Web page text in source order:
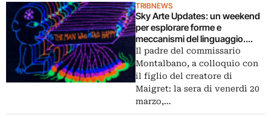
TRIBNEWS
Sky Arte Updates: un weekend
per esplorare forme e
meccanismi del linguaggio.
Dalle teorie di Noam Chomsky
alla Giornata Mondiale della
Poesia
Il padre del commissario
Montalbano, a colloquio con
il figlio del creatore di
Maigret: la sera di venerdì 20
marzo,…